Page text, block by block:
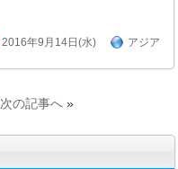
2016年9月14日(水) アジア
次の記事へ »